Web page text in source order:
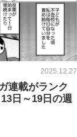
2025.12.27
連載がランク
日～19日の週